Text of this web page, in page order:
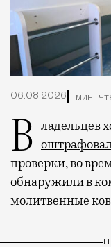
06.08.2026 1 мин.
Владельцев
проверки, во
обнаружили в
молитвенные